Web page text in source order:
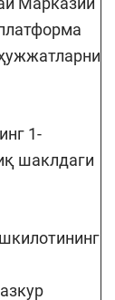
1-
шаклдаги